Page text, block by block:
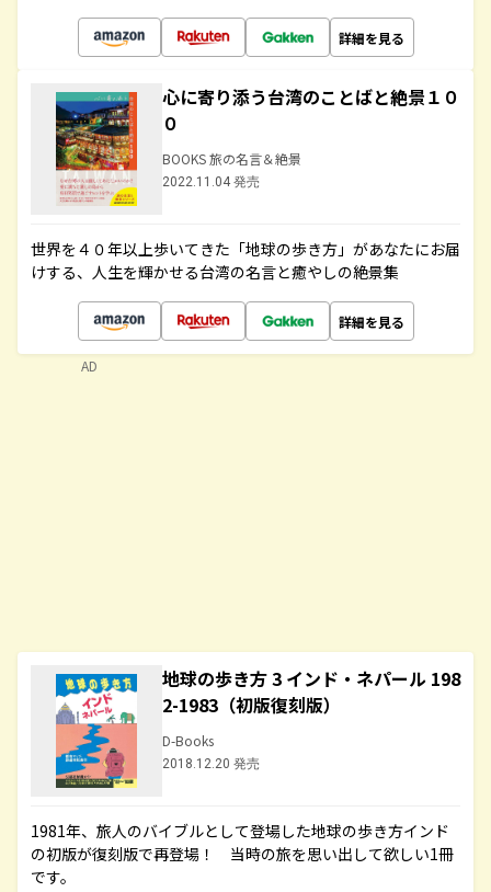
詳細を見る
心に寄り添う台湾のことばと絶景１０
０
BOOKS 旅の名言＆絶景
2022.11.04 発売
世界を４０年以上歩いてきた「地球の歩き方」があなたにお届
けする、人生を輝かせる台湾の名言と癒やしの絶景集
詳細を見る
地球の歩き方 3 インド・ネパール 198
2-1983（初版復刻版）
D-Books
2018.12.20 発売
1981年、旅人のバイブルとして登場した地球の歩き方インド
の初版が復刻版で再登場！ 当時の旅を思い出して欲しい1冊
です。
AD